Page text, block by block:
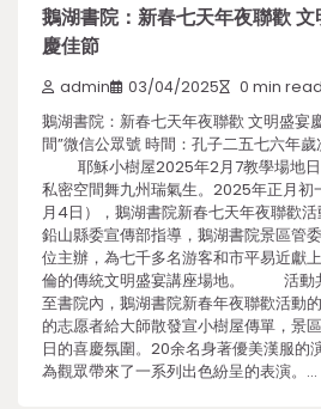
鵝湖書院：新春七天年夜聯歡
慶佳節
admin 03/04/2025 0 min read
鵝湖書院：新春七天年夜聯歡 文明盛宴
間”微信公眾號 時間：孔子二五七六年
耶穌小樹屋2025年2月7教學場地
私密空間舞九州瑞氣生。2025年正月初
月4日），鵝湖書院新春七天年夜聯歡
鉛山縣委宣傳部指導，鵝湖書院景區管
位主辦，為七千多名游客和市平易近獻
倫的傳統文明盛宴講座場地。 活動
至書院內，鵝湖書院新春年夜聯歡活動
的志愿者給大師散發宣小樹屋傳單，景
日的喜慶氛圍。20余名身著優美漢服的
為觀眾帶來了一系列出色紛呈的表演。…